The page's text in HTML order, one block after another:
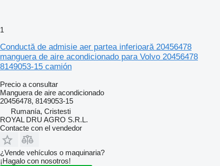
1
Conductă de admisie aer partea inferioară 20456478
manguera de aire acondicionado para Volvo 20456478
8149053-15 camión
Precio a consultar
Manguera de aire acondicionado
20456478, 8149053-15
Rumanía, Cristesti
ROYAL DRU AGRO S.R.L.
Contacte con el vendedor
¿Vende vehículos o maquinaria?
¡Hagalo con nosotros!